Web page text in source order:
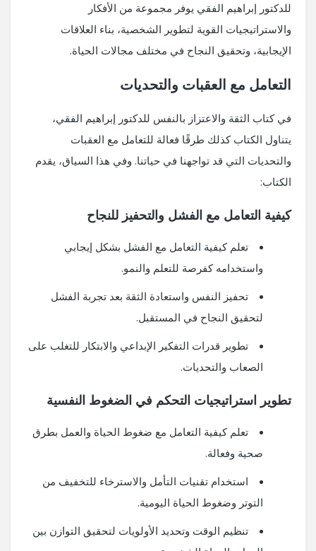
للدكتور إبراهيم الفقي يوفر مجموعة من الأفكار
والاستراتيجيات القوية لتطوير الشخصية، بناء العلاقات
الإيجابية، وتحقيق النجاح في مختلف مجالات الحياة.
التعامل مع العقبات والتحديات
في كتاب الثقة والاعتزاز بالنفس للدكتور إبراهيم الفقي،
يتناول الكتاب كذلك طرقًا فعالة للتعامل مع العقبات
والتحديات التي قد تواجهنا في حياتنا. وفي هذا السياق، يقدم
الكتاب:
كيفية التعامل مع الفشل والتحفيز للنجاح
تعلم كيفية التعامل مع الفشل بشكل إيجابي
واستخدامه كفرصة للتعلم والنمو.
تحفيز النفس واستعادة الثقة بعد تجربة الفشل
لتحقيق النجاح في المستقبل.
تطوير قدرات التفكير الإبداعي والابتكار للتغلب على
الصعاب والتحديات.
تطوير استراتيجيات التحكم في الضغوط النفسية
تعلم كيفية التعامل مع ضغوط الحياة والعمل بطرق
صحية وفعالة.
استخدام تقنيات التأمل والاسترخاء للتخفيف من
التوتر وضغوط الحياة اليومية.
تنظيم الوقت وتحديد الأولويات لتحقيق التوازن بين